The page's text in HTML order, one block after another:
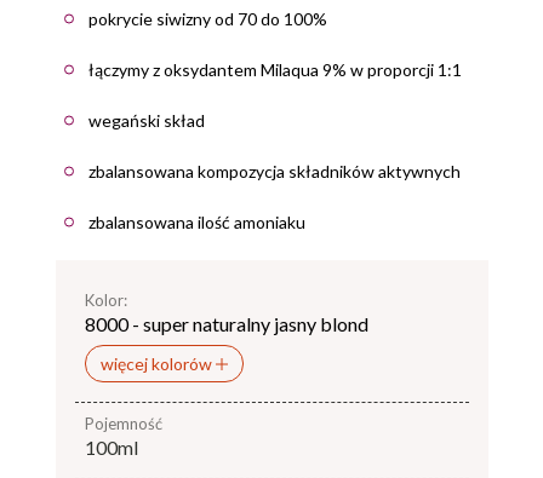
pokrycie siwizny od 70 do 100%
łączymy z oksydantem Milaqua 9% w proporcji 1:1
wegański skład
zbalansowana kompozycja składników aktywnych
zbalansowana ilość amoniaku
Kolor:
8000 - super naturalny jasny blond
więcej kolorów
pojemność
100ml